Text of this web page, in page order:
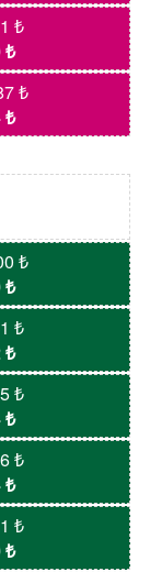
₺
₺
₺
₺
₺
₺
₺
₺
₺
₺
₺
₺
₺
₺